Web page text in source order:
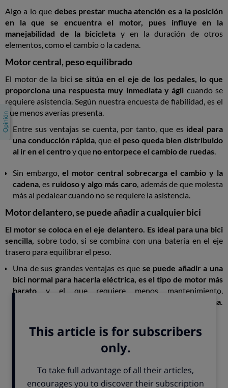
Algo a lo que debes prestar mucha atención es a la posición
en la que se encuentra el motor, pues influye en la
manejabilidad de la bicicleta y en la duración de otros
elementos, como el cambio o la cadena.
Motor central, peso equilibrado
El motor de la bicise sitúa en el eje de los pedales, lo que
proporciona una respuesta muy inmediata y ágil cuando se
requiere asistencia. Según nuestra encuesta de fiabilidad, es el
que menos averías presenta.
Entre sus ventajas se cuenta, por tanto, que es ideal para
una conducción rápida, que el peso queda bien distribuido
al ir en el centroy que no entorpece el cambio de ruedas.
Sin embargo,el motor central sobrecarga el cambio y la
cadena, es ruidoso y algo más caro, además de que molesta
más al pedalear cuando no se requiere la asistencia.
Motor delantero, se puede añadir a cualquier bici
El motor se coloca en el eje delantero. Es ideal para una bici
sencilla, sobre todo, si se combina con una batería en el eje
trasero para equilibrar el peso.
Una de sus grandes ventajas es que se puede añadir a una
bici normal para hacerla eléctrica, es el tipo de motor más
barato y el que requiere menos mantenimiento.
provoca menos desgaste en el cambio y la cadena.
rueda o neumático delanteros, que sufre un mayor
desgaste, lo mismo que la horquilla delantera. Al cargar el
hace que la dirección sea menos manejable
Motor trasero, más agarre